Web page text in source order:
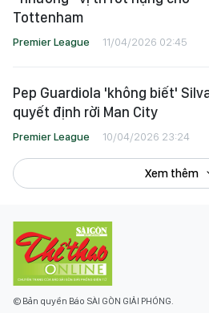
Tottenham
Premier League 11/04/2026 02:45
Pep Guardiola 'không biết'
quyết định rời Man City
Premier League 10/04/2026 23:24
Xem thêm
© Bản quyền Báo SÀI GÒN GIẢI PHÓNG.